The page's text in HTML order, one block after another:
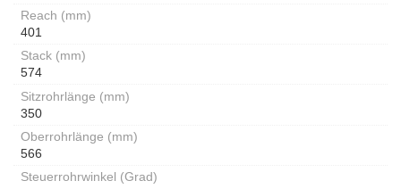
Reach (mm)
401
Stack (mm)
574
Sitzrohrlänge (mm)
350
Oberrohrlänge (mm)
566
Steuerrohrwinkel (Grad)